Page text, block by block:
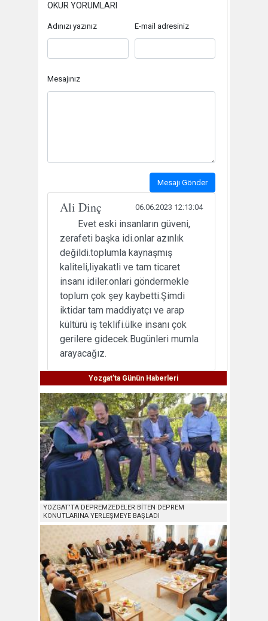
OKUR YORUMLARI
Adınızı yazınız E-mail adresiniz
Mesajınız
Mesajı Gönder
Ali Dinç 06.06.2023 12:13:04
Evet eski insanların güveni,
zerafeti başka idi.onlar azınlık
değildi.toplumla kaynaşmış
kaliteli,liyakatli ve tam ticaret
insanı idiler.onlari göndermekle
toplum çok şey kaybetti.Şimdi
iktidar tam maddiyatçı ve arap
kültürü iş teklifi.ülke insanı çok
gerilere gidecek.Bugünleri mumla
arayacağız.
Yozgat'ta Günün Haberleri
YOZGAT’TA DEPREMZEDELER BİTEN DEPREM
KONUTLARINA YERLEŞMEYE BAŞLADI